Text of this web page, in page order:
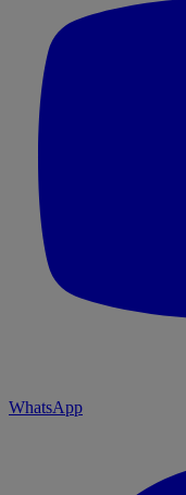
WhatsApp